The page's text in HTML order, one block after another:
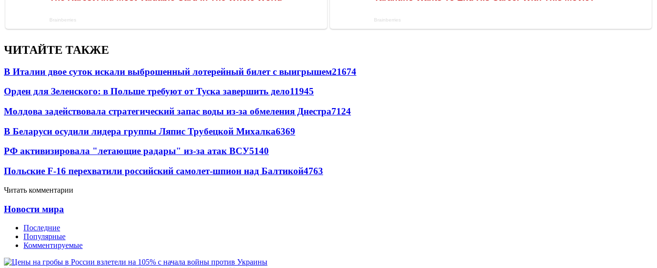
ЧИТАЙТЕ ТАКЖЕ
В Италии двое суток искали выброшенный лотерейный билет с выигрышем21674
Орден для Зеленского: в Польше требуют от Туска завершить дело11945
Молдова задействовала стратегический запас воды из-за обмеления Днестра7124
В Беларуси осудили лидера группы Ляпис Трубецкой Михалка6369
РФ активизировала "летающие радары" из-за атак ВСУ5140
Польские F-16 перехватили российский самолет-шпион над Балтикой4763
Читать комментарии
Новости мира
Последние
Популярные
Комментируемые